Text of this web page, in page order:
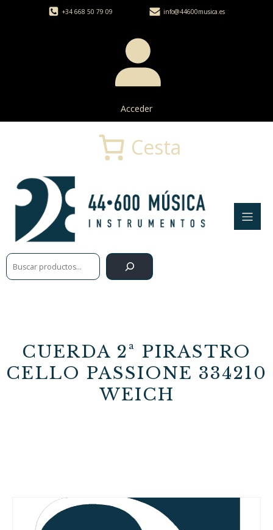
+34 668 50 79 09 info@44600musica.es
Acceder
Buscar
Cesta
CUERDA 2ª PIRASTRO
CELLO PASSIONE 334210
WEICH